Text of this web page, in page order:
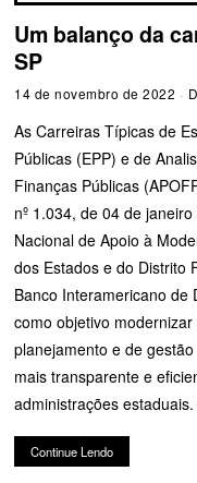
Um balanço da
SP
14 de novembro de 2022
As Carreiras Típicas de
Públicas (EPP) e de
Finanças Públicas
nº 1.034, de 04 de
Nacional de Apoio à
dos Estados e do Distrito
Banco Interamericano de
como objetivo
planejamento e de
mais transparente e
administrações
Continue Lendo